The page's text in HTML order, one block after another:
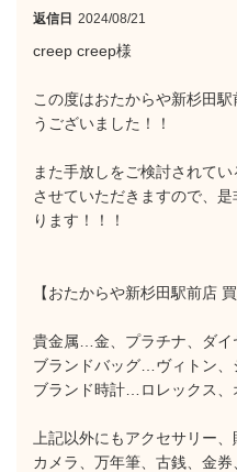
返信日 2024/08/21
creep creep様
この度はおたからや新杉田
うございました！！
また手放しをご検討されて
させていただきますので、
ります！！！
【おたからや新杉田駅前店
貴金属…金、プラチナ、ダイ
ブランドバッグ…ヴィトン、
ブランド時計…ロレックス、
上記以外にもアクセサリー
カメラ、万年筆、古銭、金